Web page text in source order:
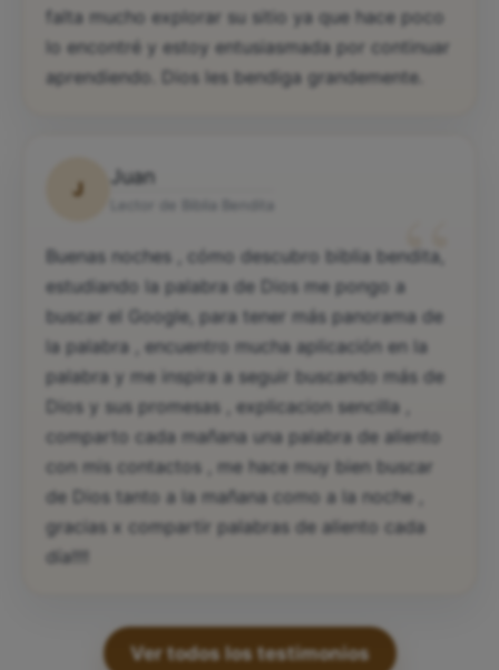
falta mucho explorar su sitio ya que hace poco
lo encontré y estoy entusiasmada por continuar
aprendiendo. Dios les bendiga grandemente.
J
Juan
“
Buenas noches , cómo descubro biblia bendita,
estudiando la palabra de Dios me pongo a
buscar el Google, para tener más panorama de
la palabra , encuentro mucha aplicación en la
palabra y me inspira a seguir buscando más de
Dios y sus promesas , explicacion sencilla ,
comparto cada mañana una palabra de aliento
con mis contactos , me hace muy bien buscar
de Dios tanto a la mañana como a la noche ,
gracias x compartir palabras de aliento cada
día!!!!
Ver todos los testimonios